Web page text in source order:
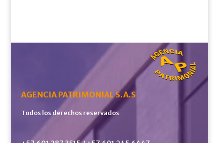
AGENCIA PATRIMONIAL S.A.S
Todos los derechos reservados